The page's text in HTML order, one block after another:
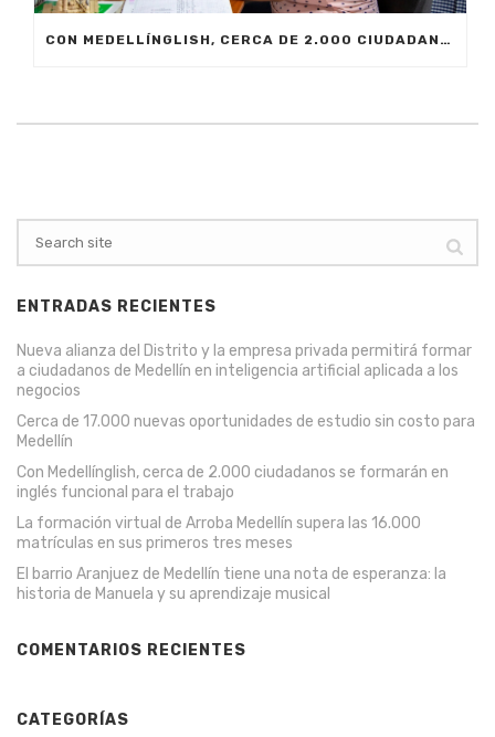
CON MEDELLÍNGLISH, CERCA DE 2.000 CIUDADANOS SE FORMARÁN EN INGLÉS FUNCIONAL PARA EL TRABAJO
ENTRADAS RECIENTES
Nueva alianza del Distrito y la empresa privada permitirá formar
a ciudadanos de Medellín en inteligencia artificial aplicada a los
negocios
Cerca de 17.000 nuevas oportunidades de estudio sin costo para
Medellín
Con Medellínglish, cerca de 2.000 ciudadanos se formarán en
inglés funcional para el trabajo
La formación virtual de Arroba Medellín supera las 16.000
matrículas en sus primeros tres meses
El barrio Aranjuez de Medellín tiene una nota de esperanza: la
historia de Manuela y su aprendizaje musical
COMENTARIOS RECIENTES
CATEGORÍAS